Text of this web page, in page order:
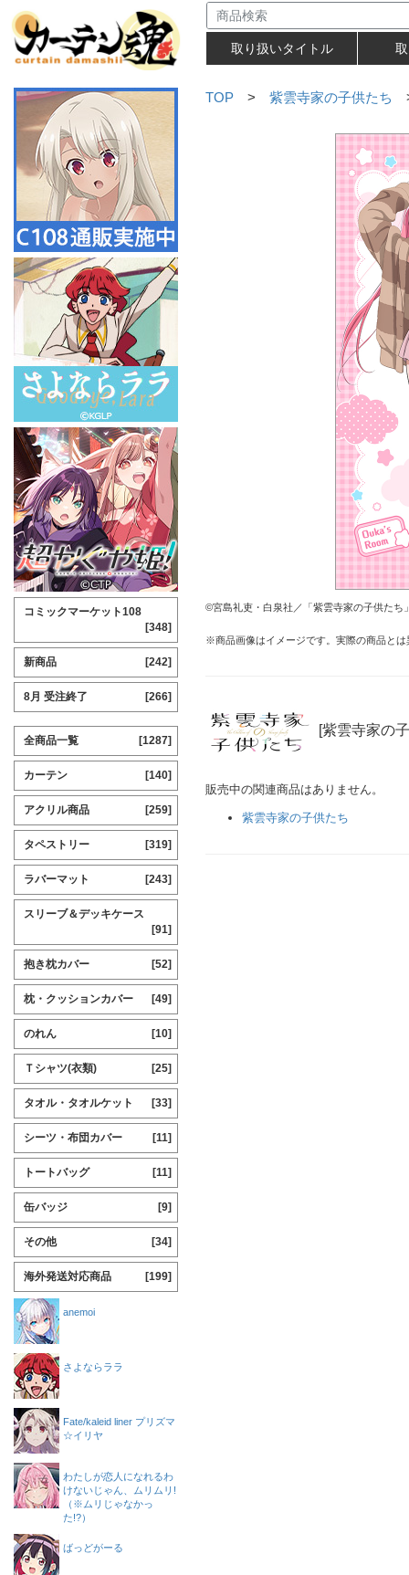
取り扱いタイトル
TOP > 紫雲寺家の子供たち
©宮島礼吏・白泉社／「紫雲寺家の子供たち
※商品画像はイメージです。実際の商品と
[紫雲寺家の
販売中の関連商品はありません。
紫雲寺家の子供たち
コミックマーケット108
[348]
新商品 [242]
8月 受注終了 [266]
全商品一覧 [1287]
カーテン [140]
アクリル商品 [259]
タペストリー [319]
ラバーマット [243]
スリーブ＆デッキケース
[91]
抱き枕カバー [52]
枕・クッションカバー [49]
のれん [10]
Ｔシャツ(衣類) [25]
タオル・タオルケット [33]
シーツ・布団カバー [11]
トートバッグ [11]
缶バッジ [9]
その他 [34]
海外発送対応商品 [199]
anemoi
さよならララ
Fate/kaleid liner プリズマ
☆イリヤ
わたしが恋人になれるわ
けないじゃん、ムリムリ!
（※ムリじゃなかっ
た!?）
ばっどがーる